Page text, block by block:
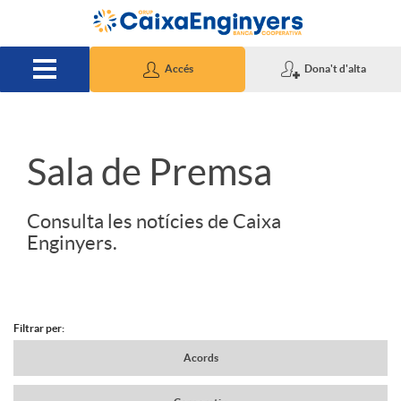
Salta al contingut principal
Accés Dona't d'alta
S
d
Sala de Premsa
Consulta les notícies de Caixa
Enginyers.
N
Filtrar per:
Acords